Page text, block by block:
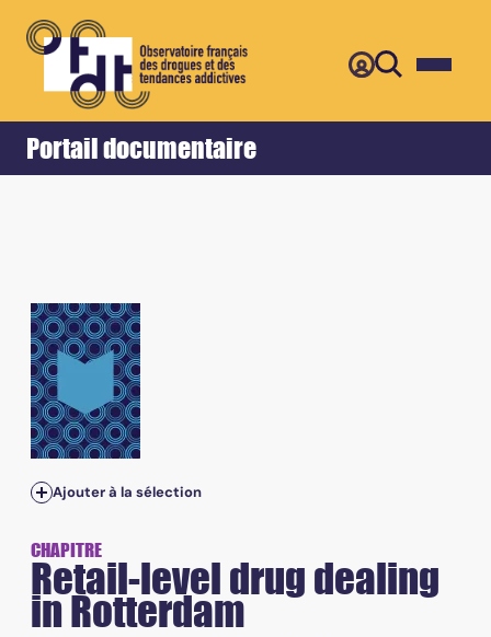
Portail documentaire
Accueil Retour
Ajouter à la sélection
CHAPITRE
Retail-level drug dealing
in Rotterdam